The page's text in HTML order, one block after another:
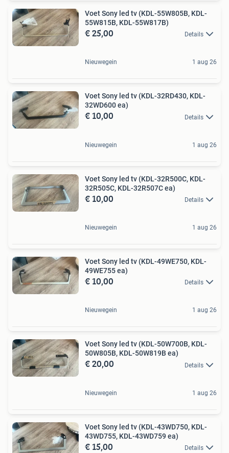
Voet Sony led tv (KDL-55W805B, KDL-
55W815B, KDL-55W817B)
€ 25,00 Details
Nieuwegein 1 aug 26
Voet Sony led tv (KDL-32RD430, KDL-
32WD600 ea)
€ 10,00 Details
Nieuwegein 1 aug 26
Voet Sony led tv (KDL-32R500C, KDL-
32R505C, KDL-32R507C ea)
€ 10,00 Details
Nieuwegein 1 aug 26
Voet Sony led tv (KDL-49WE750, KDL-
49WE755 ea)
€ 10,00 Details
Nieuwegein 1 aug 26
Voet Sony led tv (KDL-50W700B, KDL-
50W805B, KDL-50W819B ea)
€ 20,00 Details
Nieuwegein 1 aug 26
Voet Sony led tv (KDL-43WD750, KDL-
43WD755, KDL-43WD759 ea)
€ 15,00 Details